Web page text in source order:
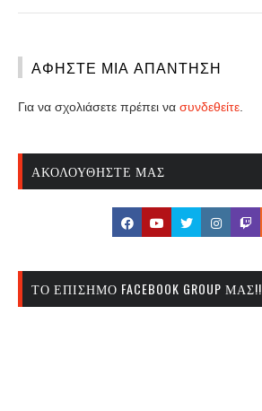
ΑΦΉΣΤΕ ΜΙΑ ΑΠΆΝΤΗΣΗ
Για να σχολιάσετε πρέπει να συνδεθείτε
ΑΚΟΛΟΥΘΉΣΤΕ ΜΑΣ
ΤΟ ΕΠΊΣΗΜΟ FACEBOOK GROUP ΜΑΣ!!